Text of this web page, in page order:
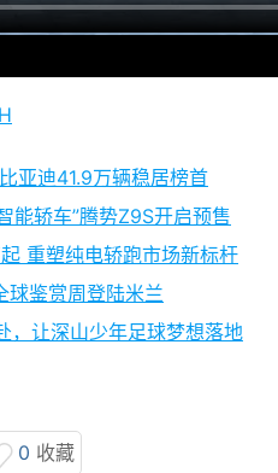
亚迪41.9万辆稳居榜首
能轿车”腾势Z9S开启预售
重塑纯电轿跑市场新标杆
球鉴赏周登陆米兰
，让深山少年足球梦想落地
0 收藏